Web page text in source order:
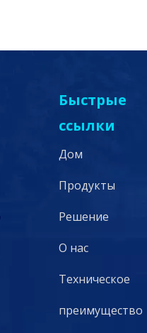
Быстрые
ссылки
Дом
Продукты
Решение
О нас
Техническое
преимущество